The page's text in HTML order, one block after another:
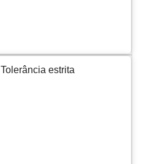
Tolerância estrita